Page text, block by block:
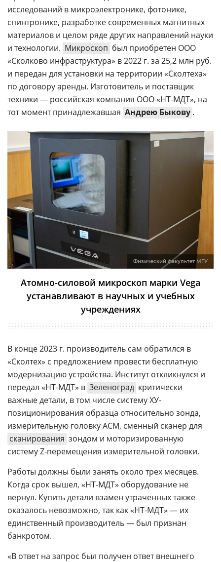
исследований в микроэлектронике, фотонике,
спинтронике, разработке современных магнитных
материалов и целом ряде других направлений науки
и технологии. Микроскоп был приобретен ООО
«Сколково инфраструктура» в 2022 г. за 25,2 млн руб.
и передан для установки на территории «Сколтеха»
по договору аренды. Изготовитель и поставщик
техники — российская компания ООО «НТ-МДТ», на
тот момент принадлежавшая Андрею Быкову .
Физический факультет МГУ
Атомно-силовой микроскоп марки Vega
устанавливают в научных и учебных
учреждениях
В конце 2023 г. производитель сам обратился в
«Сколтех» с предложением провести бесплатную
модернизацию устройства. Институт откликнулся и
передал «НТ-МДТ» в Зеленоград критически
важные детали, в том числе систему ХУ-
позиционирования образца относительно зонда,
измерительную головку АСМ, сменный сканер для
сканирования зондом и моторизированную
систему Z-перемещения измерительной головки.
Работы должны были занять около трех месяцев.
Когда срок вышел, «НТ-МДТ» оборудование не
вернул. Купить детали взамен утраченных также
оказалось невозможно, так как «НТ-МДТ» — их
единственный производитель — был признан
банкротом.
«В ответ на запрос был получен ответ внешнего